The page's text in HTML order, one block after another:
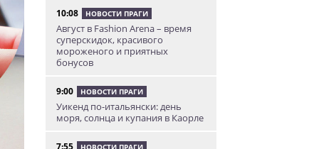
10:08 НОВОСТИ ПРАГИ
Август в Fashion Arena – время
суперскидок, красивого
мороженого и приятных
бонусов
9:00 НОВОСТИ ПРАГИ
Уикенд по-итальянски: день
моря, солнца и купания в Каорле
7:55 НОВОСТИ ПРАГИ